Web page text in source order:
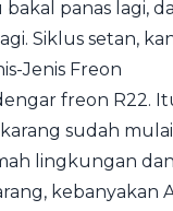
panas lagi,
Siklus setan,
Jenis Freon
freon R22.
sudah
lingkungan
kebanyakan